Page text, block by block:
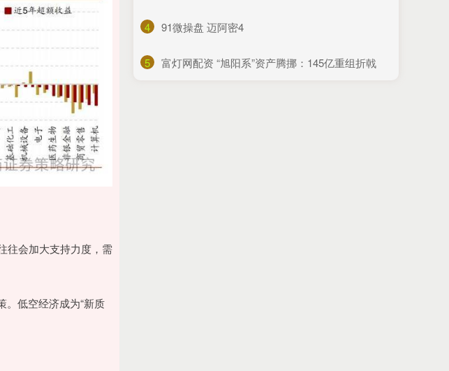
往会加大支持力度，需
。低空经济成为“新质
4 ​91微操盘 迈阿密4
5 ​富灯网配资 “旭阳系”资产腾挪：145亿重组折戟